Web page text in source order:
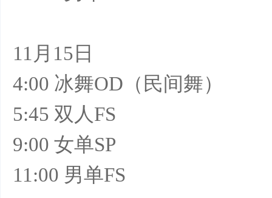
11月15日
4:00 冰舞OD（民间舞）
5:45 双人FS
9:00 女单SP
11:00 男单FS